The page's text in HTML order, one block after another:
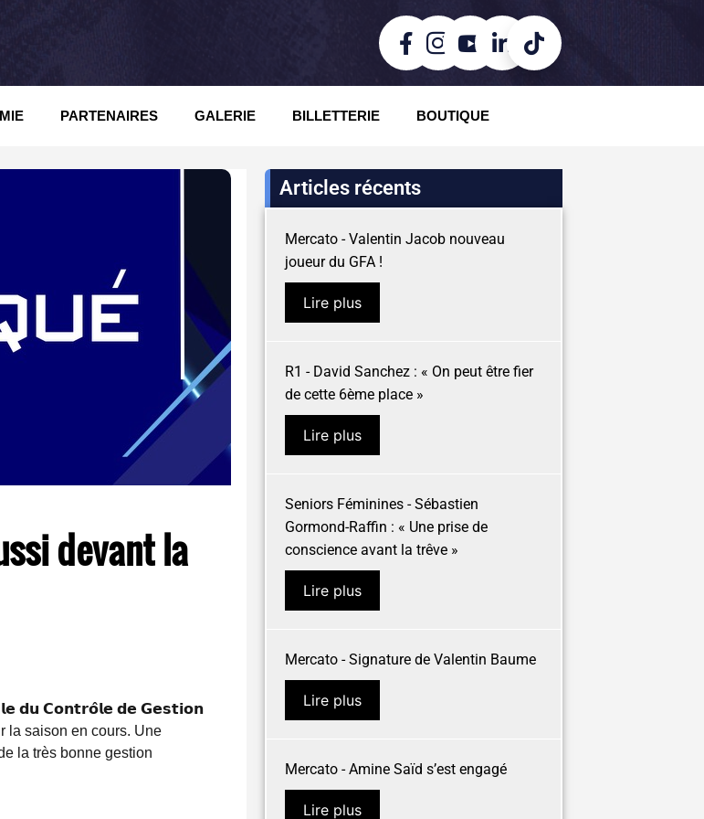
PARTENAIRES GALERIE BILLETTERIE BOUTIQUE
devant la
𝗱𝘂 𝗖𝗼𝗻𝘁𝗿𝗼̂𝗹𝗲 𝗱𝗲 𝗚𝗲𝘀𝘁𝗶𝗼𝗻
la saison en cours. Une
la très bonne gestion
Articles récents
Mercato - Valentin Jacob nouveau
joueur du GFA !
Lire plus
R1 - David Sanchez : « On peut être fier
de cette 6ème place »
Lire plus
Seniors Féminines - Sébastien
Gormond-Raffin : « Une prise de
conscience avant la trêve »
Lire plus
Mercato - Signature de Valentin Baume
Lire plus
Mercato - Amine Saïd s’est engagé
Lire plus